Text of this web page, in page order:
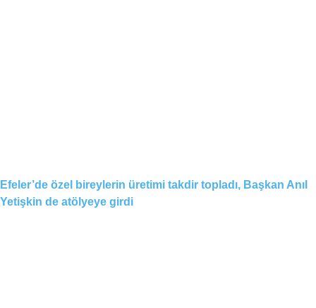
Efeler’de özel bireylerin üretimi takdir topladı, Başkan Anıl
Yetişkin de atölyeye girdi